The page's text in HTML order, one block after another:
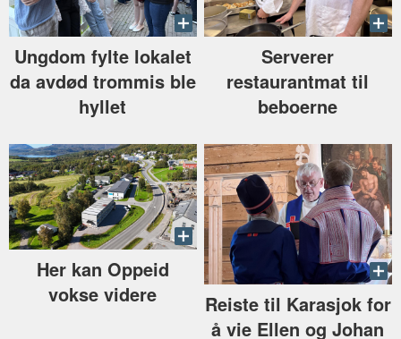
Ungdom fylte lokalet
da avdød trommis ble
hyllet
Serverer
restaurantmat til
beboerne
Her kan Oppeid
vokse videre
Reiste til Karasjok for
å vie Ellen og Johan